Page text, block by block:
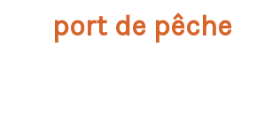
port de pêche